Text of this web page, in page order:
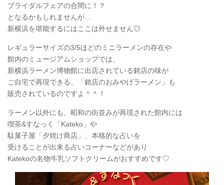
ブライダルフェアの合間に！？
となるかもしれませんが…
新横浜を堪能するにはここは外せません◎
レギュラーサイズの3/5ほどのミニラーメンの存在や
館内のミュージアムショップでは、
新横浜ラーメン博物館に出店されている銘店の味が
ご自宅で再現できる、「銘店のおみやげラーメン」も
販売されているのですよ＾＾！
ラーメン以外にも、昭和の街並みが再現された館内には
喫茶&すなっく「Kateko」や
駄菓子屋「夕焼け商店」、本格的な占いを
受けることが出来る占いコーナーなどがあり
Katekoの名物牛乳ソフトクリームがおすすめです♡